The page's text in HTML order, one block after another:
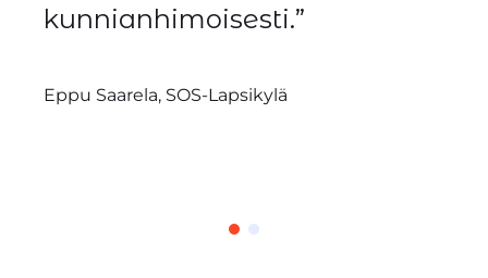
kunnianhimoisesti.”
Eppu Saarela, SOS-Lapsikylä